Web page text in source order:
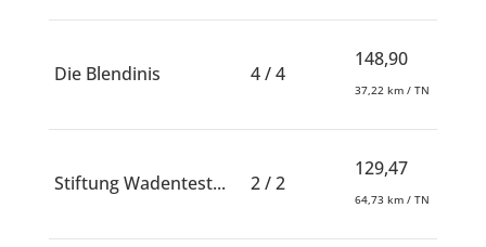
Die Blendinis 4 / 4
148,90
37,22 km / TN
Stiftung Wadentest... 2 / 2
129,47
64,73 km / TN